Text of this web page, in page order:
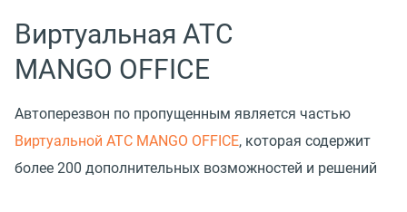
Виртуальная АТС
MANGO OFFICE
Автоперезвон по пропущенным является частью
Виртуальной АТС MANGO OFFICE, которая содержит
более 200 дополнительных возможностей и решений